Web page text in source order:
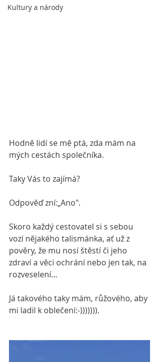
Kultury a národy
Hodně lidí se mě ptá, zda mám na
mých cestách společníka.
Taky Vás to zajímá?
Odpověď zní:„Ano".
Skoro každý cestovatel si s sebou
vozí nějakého talismánka, ať už z
pověry, že mu nosí štěstí či jeho
zdraví a věci ochrání nebo jen tak, na
rozveselení...
Já takového taky mám, růžového, aby
mi ladil k oblečení:-))))))).